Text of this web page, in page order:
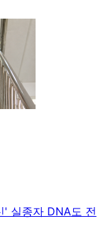
' 실종자 DNA도 전